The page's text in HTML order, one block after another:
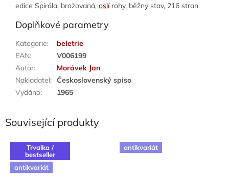
edice Spirála, brožovaná, oslírohy, běžný stav, 216 stran
Doplňkové parametry
Kategorie:
beletrie
EAN:
V006199
Autor:
Morávek Jan
Nakladatel: Československý spiso
Vydáno: 1965
Související produkty
Trvalka /
bestseller
antikvariát
antikvariát